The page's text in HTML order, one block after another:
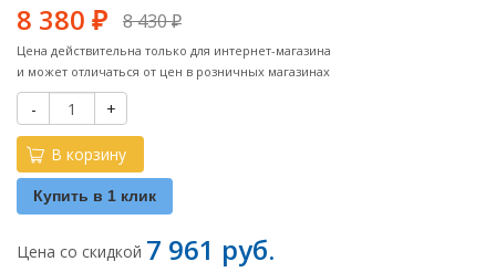
8 380 ₽ 8 430₽
Цена действительна только для интернет-магазина
и может отличаться от цен в розничных магазинах
- +
В корзину
Купить в 1 клик
Цена со скидкой 7 961 руб.